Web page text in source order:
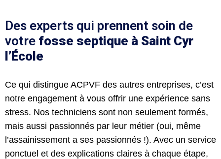
Des experts qui prennent soin de
votre fosse septique à Saint Cyr
l’École
Ce qui distingue ACPVF des autres entreprises, c’est
notre engagement à vous offrir une expérience sans
stress. Nos techniciens sont non seulement formés,
mais aussi passionnés par leur métier (oui, même
l’assainissement a ses passionnés !). Avec un service
ponctuel et des explications claires à chaque étape,